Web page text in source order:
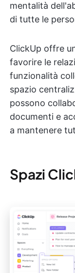
mentalità
di tutte le
ClickUp offre
favorire le
funzionalità
spazio
possono
documenti e
a mantenere
Spazi